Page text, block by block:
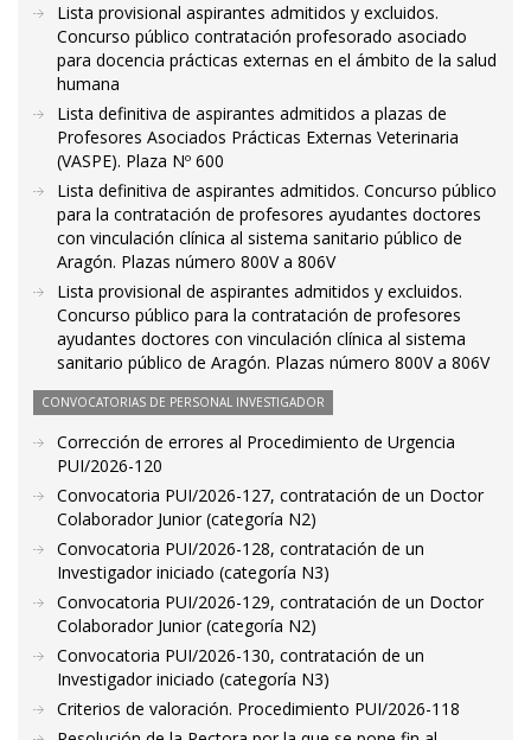
Lista provisional aspirantes admitidos y excluidos.
Concurso público contratación profesorado asociado
para docencia prácticas externas en el ámbito de la salud
humana
Lista definitiva de aspirantes admitidos a plazas de
Profesores Asociados Prácticas Externas Veterinaria
(VASPE). Plaza Nº 600
Lista definitiva de aspirantes admitidos. Concurso público
para la contratación de profesores ayudantes doctores
con vinculación clínica al sistema sanitario público de
Aragón. Plazas número 800V a 806V
Lista provisional de aspirantes admitidos y excluidos.
Concurso público para la contratación de profesores
ayudantes doctores con vinculación clínica al sistema
sanitario público de Aragón. Plazas número 800V a 806V
CONVOCATORIAS DE PERSONAL INVESTIGADOR
Corrección de errores al Procedimiento de Urgencia
PUI/2026-120
Convocatoria PUI/2026-127, contratación de un Doctor
Colaborador Junior (categoría N2)
Convocatoria PUI/2026-128, contratación de un
Investigador iniciado (categoría N3)
Convocatoria PUI/2026-129, contratación de un Doctor
Colaborador Junior (categoría N2)
Convocatoria PUI/2026-130, contratación de un
Investigador iniciado (categoría N3)
Criterios de valoración. Procedimiento PUI/2026-118